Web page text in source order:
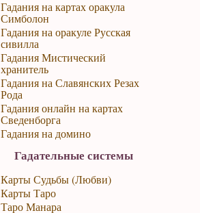
Гадания на картах оракула
Симболон
Гадания на оракуле Русская
сивилла
Гадания Мистический
хранитель
Гадания на Славянских Резах
Рода
Гадания онлайн на картах
Сведенборга
Гадания на домино
Гадательные системы
Карты Судьбы (Любви)
Карты Таро
Таро Манара